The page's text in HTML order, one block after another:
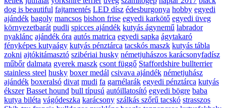
dog is beautiful fajtamentés LED dísz édesburgonya hobby egyedi
ajándék bagoly mancsos bishon frise egyedi karkötő egyedi üveg
környezetbarát pudli spicces ajándék kutyás ágynemű labrador
nyaklánc ajándék óra autós matrica egyedi sapka ágytakaró
fényképes kutyaágy kutyás pénztárca tacskós maszk kutyás tábla
zokni ajtókitámasztó szibériai husky németjuhászos karácsonyfadísz
műbőr dalmata gyerek maszk csont függő Staffordshire bullterrier
stainless steel husky boxer medál csivava ajándék németjuhász
ajándék boxeralsó divat mudi fa garnélarák egyedi pénztárca kutyás
ékszer Basset hound bull típusú autóillatosító egyedi bögre baba
kutya biléta vágódeszka karácsony szálkás szőrű tacskó strasszos